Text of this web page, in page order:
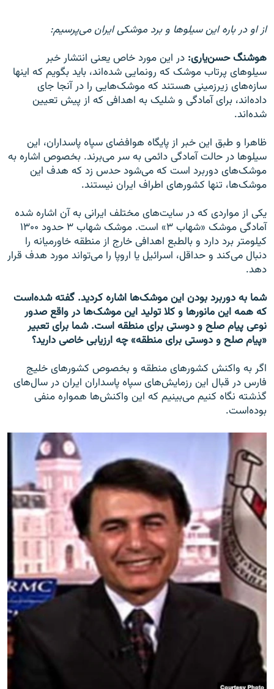
از او در باره این سیلوها و برد موشکی ایران می‌پرسیم:
هوشنگ حسن‌یاری: در این مورد خاص یعنی انتشار خبر
سیلوهای پرتاب موشک که رونمایی شده‌اند، باید بگویم که اینها
سازه‌های زیرزمینی هستند که موشک‌هایی را در آنجا جای
داده‌اند، برای آمادگی و شلیک به اهدافی که از پیش تعیین
شده‌اند.
ظاهرا و طبق این خبر از پایگاه هوافضای سپاه پاسداران، این
سیلوها در حالت آمادگی دائمی به سر می‌برند. بخصوص اشاره به
موشک‌های دوربرد است که می‌شود حدس زد که هدف این
موشک‌ها، تنها کشورهای اطراف ایران نیستند.
یکی از مواردی که در سایت‌های مختلف ایرانی به آن اشاره شده
آمادگی موشک «شهاب ۳» است. موشک شهاب ۳ حدود ۱۳۰۰
کیلومتر برد دارد و بالطبع اهدافی خارج از منطقه خاورمیانه را
دنبال می‌کند و حداقل، اسرائیل یا اروپا را می‌تواند مورد هدف قرار
دهد.
شما به دوربرد بودن این موشک‌ها اشاره کردید. گفته شده‌است
که همه این مانورها و کلا تولید این موشک‌ها در واقع صدور
نوعی پیام صلح و دوستی برای منطقه است. شما برای تعبیر
«پیام صلح و دوستی برای منطقه» چه ارزیابی خاصی دارید؟
اگر به واکنش کشورهای منطقه و بخصوص کشورهای خلیج
فارس در قبال این رزمایش‌های سپاه پاسداران ایران در سال‌های
گذشته نگاه کنیم می‌بینیم که این واکنش‌ها همواره منفی
بوده‌است.